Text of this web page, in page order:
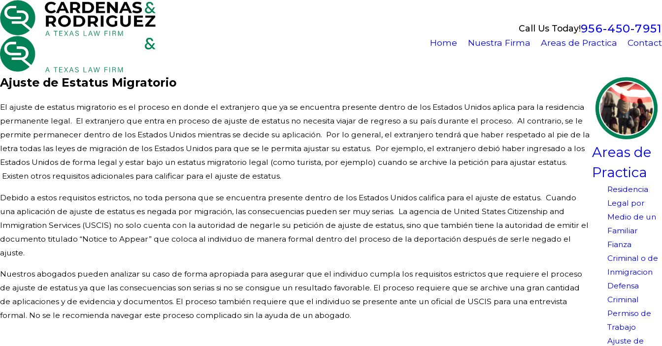
Call Us Today!956-450-7951
Home Nuestra Firma Areas de Practica Contact
Ajuste de Estatus Migratorio
El ajuste de estatus migratorio es el proceso en donde el extranjero que ya se encuentra presente dentro de los Estados Unidos aplica para la residencia
permanente legal. El extranjero que entra en proceso de ajuste de estatus no necesita viajar de regreso a su país durante el proceso. Al contrario, se le
permite permanecer dentro de los Estados Unidos mientras se decide su aplicación. Por lo general, el extranjero tendrá que haber respetado al pie de la
letra todas las leyes de migración de los Estados Unidos para que se le permita ajustar su estatus. Por ejemplo, el extranjero debió haber ingresado a los
Estados Unidos de forma legal y estar bajo un estatus migratorio legal (como turista, por ejemplo) cuando se archive la petición para ajustar estatus.
Existen otros requisitos adicionales para calificar para el ajuste de estatus.
Debido a estos requisitos estrictos, no toda persona que se encuentra presente dentro de los Estados Unidos califica para el ajuste de estatus. Cuando
una aplicación de ajuste de estatus es negada por migración, las consecuencias pueden ser muy serias. La agencia de United States Citizenship and
Immigration Services (USCIS) no solo cuenta con la autoridad de negarle su petición de ajuste de estatus, sino que también tiene la autoridad de emitir el
documento titulado “Notice to Appear” que coloca al individuo de manera formal dentro del proceso de la deportación después de serle negado el
ajuste.
Nuestros abogados pueden analizar su caso de forma apropiada para asegurar que el individuo cumpla los requisitos estrictos que requiere el proceso
de ajuste de estatus ya que las consecuencias son serias si no se consigue un resultado favorable. El proceso requiere que se archive una gran cantidad
de aplicaciones y de evidencia y documentos. El proceso también requiere que el individuo se presente ante un oficial de USCIS para una entrevista
formal. No se le recomienda navegar este proceso complicado sin la ayuda de un abogado.
Areas de
Practica
Residencia
Legal por
Medio de un
Familiar
Fianza
Criminal o de
Inmigracion
Defensa
Criminal
Permiso de
Trabajo
Ajuste de